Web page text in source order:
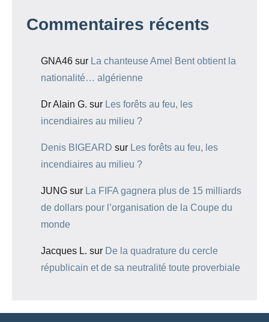
Commentaires récents
GNA46 sur La chanteuse Amel Bent obtient la
nationalité… algérienne
Dr Alain G. sur Les forêts au feu, les
incendiaires au milieu ?
Denis BIGEARD sur Les forêts au feu, les
incendiaires au milieu ?
JUNG sur La FIFA gagnera plus de 15 milliards
de dollars pour l’organisation de la Coupe du
monde
Jacques L. sur De la quadrature du cercle
républicain et de sa neutralité toute proverbiale